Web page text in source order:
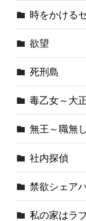
時をかける
欲望
死刑島
毒乙女～大
無王～職無
社内探偵
禁欲シェア
私の家はラ